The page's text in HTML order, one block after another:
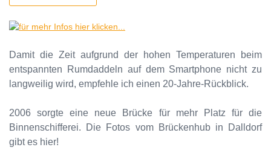
Damit die Zeit aufgrund der hohen Temperaturen beim
entspannten Rumdaddeln auf dem Smartphone nicht zu
langweilig wird, empfehle ich einen 20-Jahre-Rückblick.
2006 sorgte eine neue Brücke für mehr Platz für die
Binnenschifferei. Die Fotos vom Brückenhub in Dalldorf
gibt es hier!